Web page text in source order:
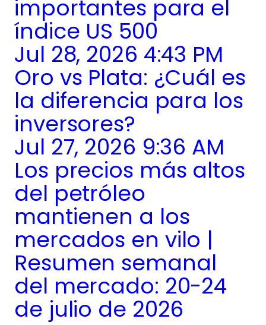
importantes para el
índice US 500
Jul 28, 2026 4:43 PM
Oro vs Plata: ¿Cuál es
la diferencia para los
inversores?
Jul 27, 2026 9:36 AM
Los precios más altos
del petróleo
mantienen a los
mercados en vilo |
Resumen semanal
del mercado: 20-24
de julio de 2026